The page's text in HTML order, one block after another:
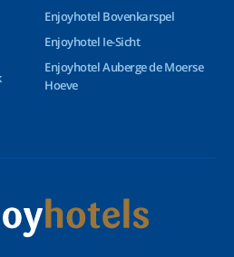
Enjoyhotel Bovenkarspel
Enjoyhotel Ie-Sicht
Enjoyhotel Auberge de Moerse
Hoeve